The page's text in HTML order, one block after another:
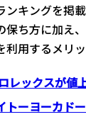
ンキングを掲
保ち方に加え
用するメリ
レックスが値
トーヨーカド